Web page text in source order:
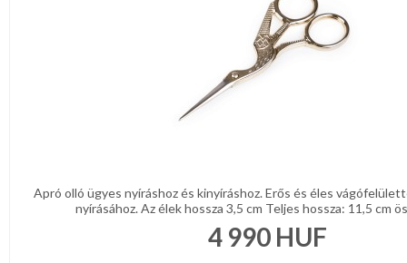
Apró olló ügyes nyíráshoz és kinyíráshoz. Erős és éles
nyírásához. Az élek hossza 3,5 cm Teljes hossza: 11,5 cm
4 990 HUF